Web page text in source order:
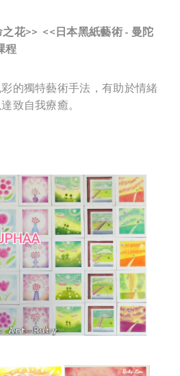
花>> <<日本黑紙藝術 - 曼陀
程
的獨特藝術手法，有助於情緒
致自我療癒。